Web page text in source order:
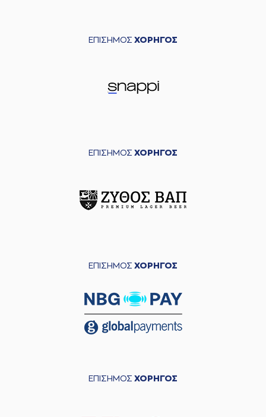
ΕΠΙΣΗΜΟΣ ΧΟΡΗΓΟΣ
ΕΠΙΣΗΜΟΣ ΧΟΡΗΓΟΣ
ΕΠΙΣΗΜΟΣ ΧΟΡΗΓΟΣ
ΕΠΙΣΗΜΟΣ ΧΟΡΗΓΟΣ